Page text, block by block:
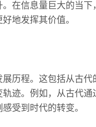
在信息量巨大的当
地发挥其价值。
历程。这包括从古
迹。例如，从古代
受到时代的转变。